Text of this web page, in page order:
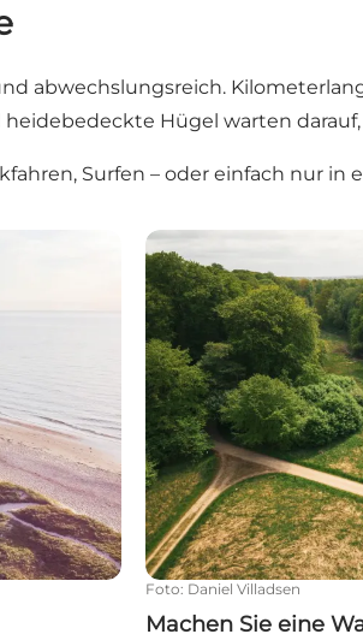
abwechslungsreich.
Hügel warten
Surfen – oder einfach nur
Machen Sie eine
Foto: Daniel Villadsen
Machen Sie eine